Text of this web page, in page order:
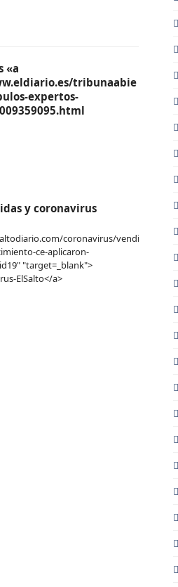
«a
tribunaabie
expertos-
y coronavirus
coronavirus/vendieron-
ce-aplicaron-
"target=_blank">
ElSalto</a>